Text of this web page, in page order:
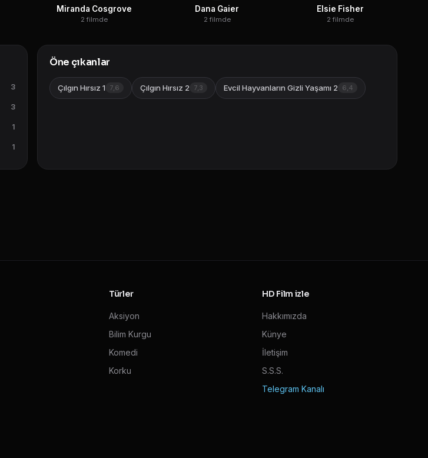
Miranda Cosgrove
2 filmde
Dana Gaier
2 filmde
Elsie Fisher
2 filmde
3
3
1
1
Öne çıkanlar
Çılgın Hırsız 1 7,6 Çılgın Hırsız 2 7,3 Evcil Hayvanların Gizli Yaşamı 2 6,4
Türler
Aksiyon
Bilim Kurgu
Komedi
Korku
HD Film izle
Hakkımızda
Künye
İletişim
S.S.S.
Telegram Kanalı